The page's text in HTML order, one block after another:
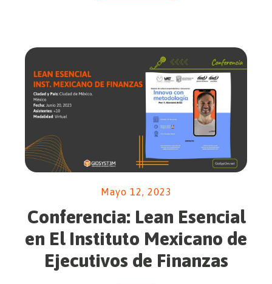
Mayo 12, 2023
Conferencia: Lean Esencial
en El Instituto Mexicano de
Ejecutivos de Finanzas